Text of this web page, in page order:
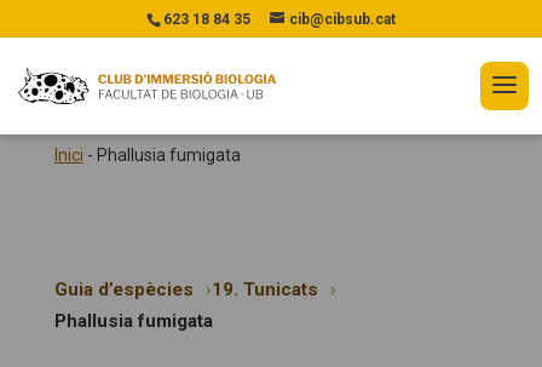
623 18 84 35 cib@cibsub.cat
Inici - Phallusia fumigata
Guia d’espècies
19. Tunicats
Phallusia fumigata